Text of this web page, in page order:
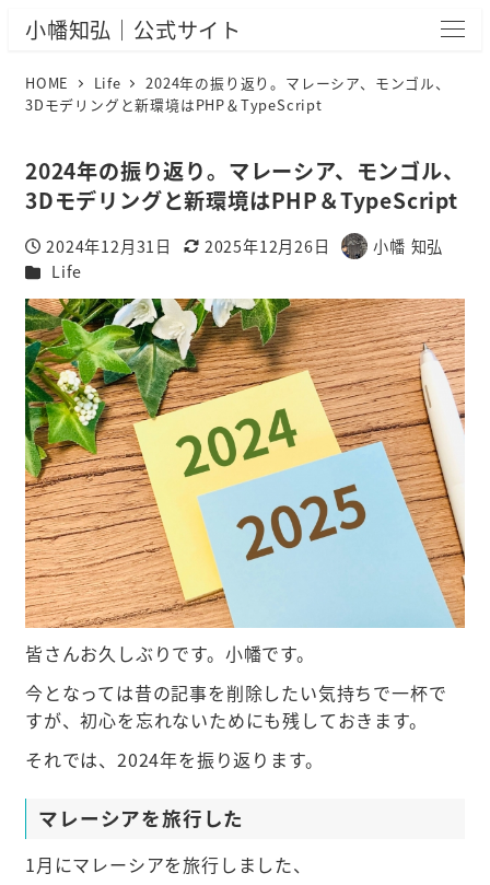
小幡知弘｜公式サイト
HOME Life
2024年の振り返り。マレーシア、モンゴル、
3Dモデリングと新環境はPHP＆TypeScript
2024年の振り返り。マレーシア、モンゴル、
3Dモデリングと新環境はPHP＆TypeScript
投稿日
2024年12月31日 更新日
2025年12月26日
著
小幡 知弘
カテゴリー
Life
皆さんお久しぶりです。小幡です。
今となっては昔の記事を削除したい気持ちで一杯で
すが、初心を忘れないためにも残しておきます。
それでは、2024年を振り返ります。
マレーシアを旅行した
1月にマレーシアを旅行しました、